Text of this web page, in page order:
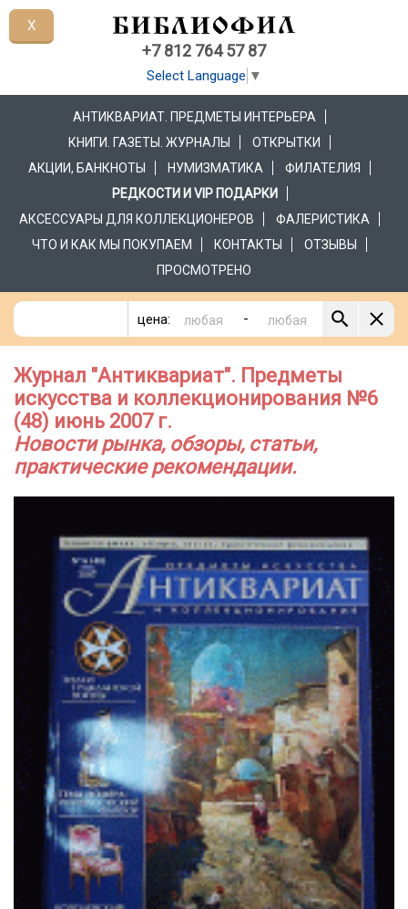
+7 812 764 57 87
Select Language ▼
АНТИКВАРИАТ. ПРЕДМЕТЫ ИНТЕРЬЕРА
КНИГИ. ГАЗЕТЫ. ЖУРНАЛЫ
ОТКРЫТКИ
АКЦИИ, БАНКНОТЫ
НУМИЗМАТИКА
ФИЛАТЕЛИЯ
РЕДКОСТИ И VIP ПОДАРКИ
АКСЕССУАРЫ ДЛЯ КОЛЛЕКЦИОНЕРОВ
ФАЛЕРИСТИКА
ЧТО И КАК МЫ ПОКУПАЕМ
КОНТАКТЫ
ОТЗЫВЫ
ПРОСМОТРЕНО
цена: -
Журнал "Антиквариат". Предметы
искусства и коллекционирования №6
(48) июнь 2007 г.
Новости рынка, обзоры, статьи,
практические рекомендации.
X